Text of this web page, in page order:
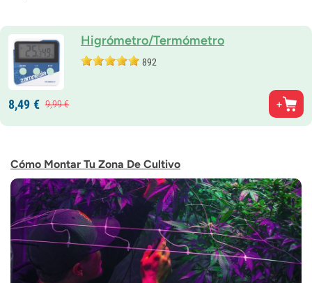
Higrómetro/Termómetro
892
8,49 € 9,99€
Cómo Montar Tu Zona De Cultivo